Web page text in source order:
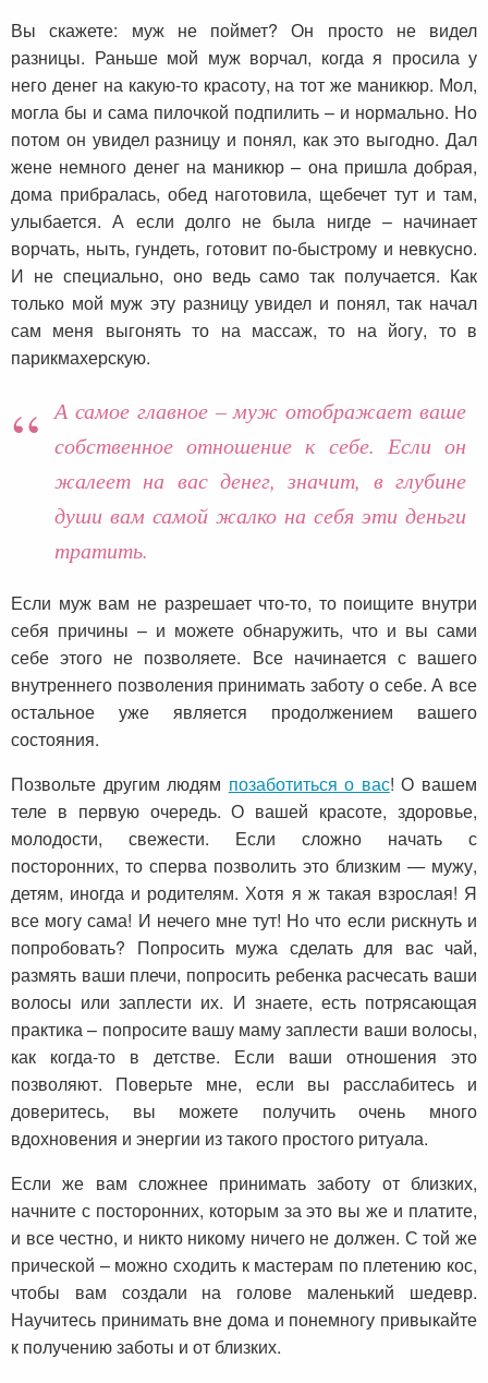
Вы скажете: муж не поймет? Он просто не видел
разницы. Раньше мой муж ворчал, когда я просила у
него денег на какую-то красоту, на тот же маникюр. Мол,
могла бы и сама пилочкой подпилить – и нормально. Но
потом он увидел разницу и понял, как это выгодно. Дал
жене немного денег на маникюр – она пришла добрая,
дома прибралась, обед наготовила, щебечет тут и там,
улыбается. А если долго не была нигде – начинает
ворчать, ныть, гундеть, готовит по-быстрому и невкусно.
И не специально, оно ведь само так получается. Как
только мой муж эту разницу увидел и понял, так начал
сам меня выгонять то на массаж, то на йогу, то в
парикмахерскую.
А самое главное – муж отображает ваше
собственное отношение к себе. Если он
жалеет на вас денег, значит, в глубине
души вам самой жалко на себя эти деньги
тратить.
Если муж вам не разрешает что-то, то поищите внутри
себя причины – и можете обнаружить, что и вы сами
себе этого не позволяете. Все начинается с вашего
внутреннего позволения принимать заботу о себе. А все
остальное уже является продолжением вашего
состояния.
Позвольте другим людям позаботиться о вас! О вашем
теле в первую очередь. О вашей красоте, здоровье,
молодости, свежести. Если сложно начать с
посторонних, то сперва позволить это близким — мужу,
детям, иногда и родителям. Хотя я ж такая взрослая! Я
все могу сама! И нечего мне тут! Но что если рискнуть и
попробовать? Попросить мужа сделать для вас чай,
размять ваши плечи, попросить ребенка расчесать ваши
волосы или заплести их. И знаете, есть потрясающая
практика – попросите вашу маму заплести ваши волосы,
как когда-то в детстве. Если ваши отношения это
позволяют. Поверьте мне, если вы расслабитесь и
доверитесь, вы можете получить очень много
вдохновения и энергии из такого простого ритуала.
Если же вам сложнее принимать заботу от близких,
начните с посторонних, которым за это вы же и платите,
и все честно, и никто никому ничего не должен. С той же
прической – можно сходить к мастерам по плетению кос,
чтобы вам создали на голове маленький шедевр.
Научитесь принимать вне дома и понемногу привыкайте
к получению заботы и от близких.